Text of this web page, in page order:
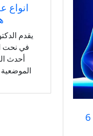
أفضل دكتور علاج الأعصاب في 6
انواع
يقدم
في نحت
أحدث
خطط